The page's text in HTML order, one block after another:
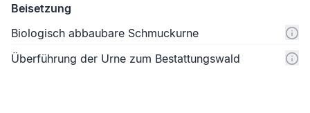
Beisetzung
Biologisch abbaubare Schmuckurne
Überführung der Urne zum Bestattungswald